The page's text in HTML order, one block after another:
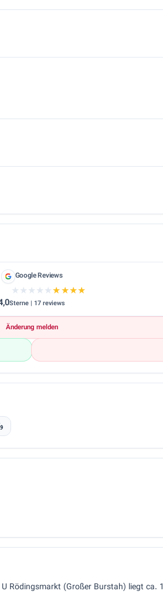
Google Reviews
★★★★★★★★★★
Sterne | 17 reviews
Änderung melden
Rödingsmarkt (Großer Burstah) liegt ca.